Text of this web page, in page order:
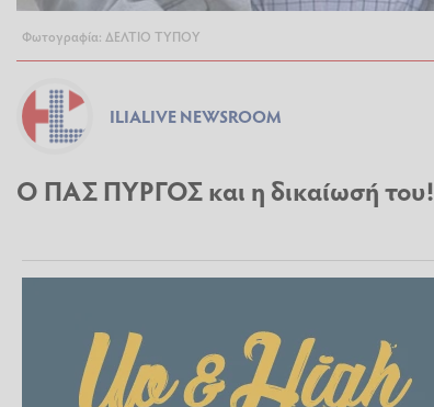
Φωτογραφία: ΔΕΛΤΙΟ ΤΥΠΟΥ
ILIALIVE NEWSROOM
Ο ΠΑΣ ΠΥΡΓΟΣ και η δικαίωσή του!